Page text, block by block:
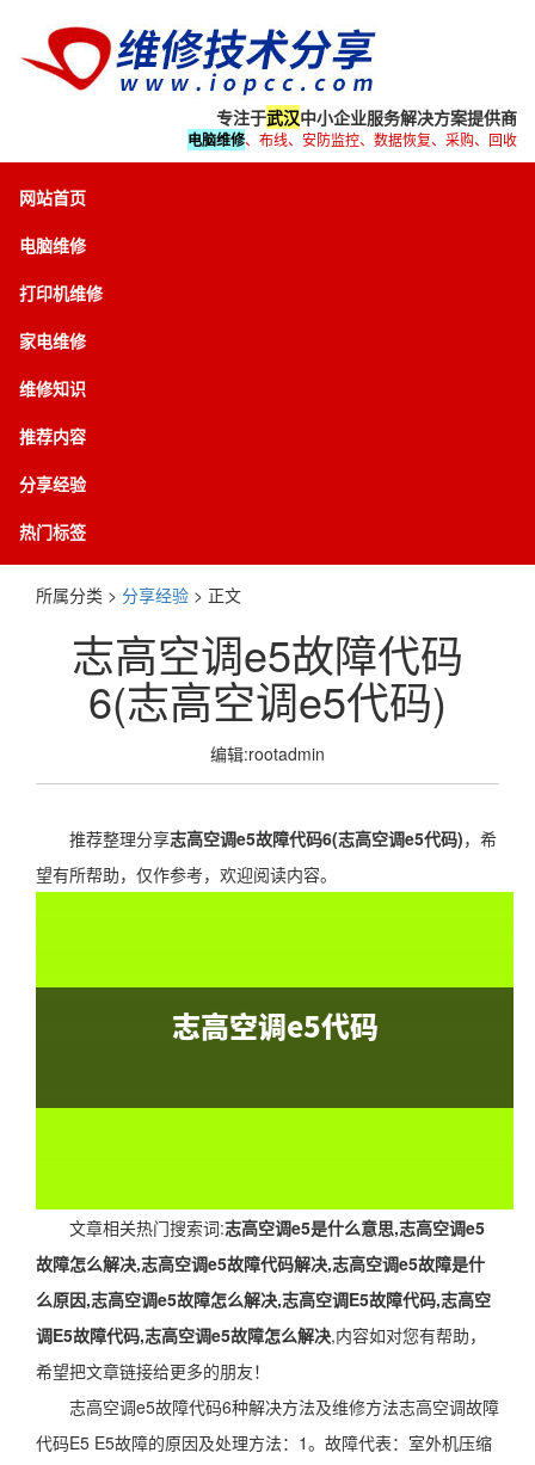
专注于武汉中小企业服务解决方案提供商
电脑维修、布线、安防监控、数据恢复、采购、回收
网站首页
电脑维修
打印机维修
家电维修
维修知识
推荐内容
分享经验
热门标签
所属分类 > 分享经验 > 正文
志高空调e5故障代码
6(志高空调e5代码)
编辑:rootadmin
推荐整理分享志高空调e5故障代码6(志高空调e5代码)，希
望有所帮助，仅作参考，欢迎阅读内容。
文章相关热门搜索词:志高空调e5是什么意思,志高空调e5
故障怎么解决,志高空调e5故障代码解决,志高空调e5故障是什
么原因,志高空调e5故障怎么解决,志高空调E5故障代码,志高空
调E5故障代码,志高空调e5故障怎么解决,内容如对您有帮助，
希望把文章链接给更多的朋友！
志高空调e5故障代码6种解决方法及维修方法志高空调故障
代码E5 E5故障的原因及处理方法：1。故障代表：室外机压缩